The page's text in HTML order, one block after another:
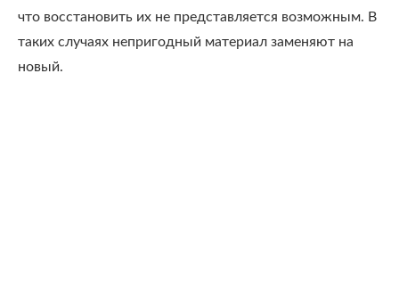
что восстановить их не представляется возможным. В
таких случаях непригодный материал заменяют на
новый.